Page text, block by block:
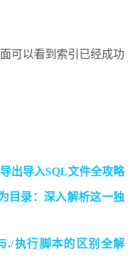
面可以看到索引已经成功
出导入SQL文件全攻略
目录：深入解析这一独
./执行脚本的区别全解